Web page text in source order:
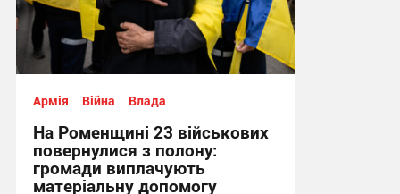
Армія Війна Влада
На Роменщині 23 військових
повернулися з полону:
громади виплачують
матеріальну допомогу